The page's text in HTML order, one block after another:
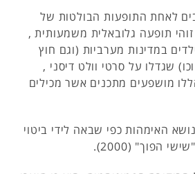
לאחת התופעות הבולטות של
תופעה גלובאלית משמעותית ,
במדינות מערביות (וגם חוץ
שגדלו על סרטי וולט דיסני ,
מושפעים מתכנים אשר מכילים
האימהות כפי שבאה לידי ביטוי
הפוך" (2000).